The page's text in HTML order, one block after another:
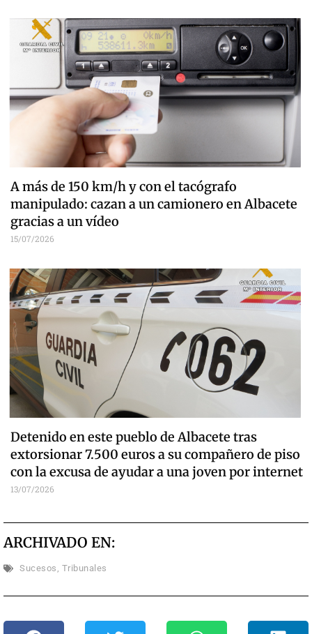
A más de 150 km/h y con el tacógrafo
manipulado: cazan a un camionero en Albacete
gracias a un vídeo
15/07/2026
Detenido en este pueblo de Albacete tras
extorsionar 7.500 euros a su compañero de piso
con la excusa de ayudar a una joven por internet
13/07/2026
ARCHIVADO EN:
Sucesos , Tribunales